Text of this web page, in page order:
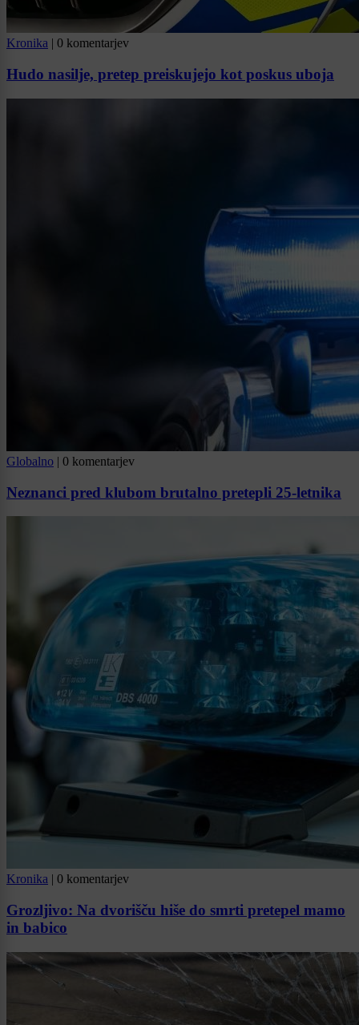
Kronika | 0 komentarjev
Hudo nasilje, pretep preiskujejo kot poskus uboja
Globalno | 0 komentarjev
Neznanci pred klubom brutalno pretepli 25-letnika
Kronika | 0 komentarjev
Grozljivo: Na dvorišču hiše do smrti pretepel mamo
in babico